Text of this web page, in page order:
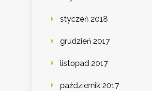
styczeń 2018
grudzień 2017
listopad 2017
październik 2017